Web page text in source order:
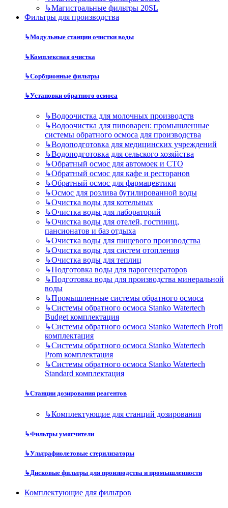
↳Магистральные фильтры 20SL
Фильтры для производства
↳Модульные станции очистки воды
↳Комплексная очистка
↳Сорбционные фильтры
↳Установки обратного осмоса
↳Водоочистка для молочных производств
↳Водоочистка для пивоварен: промышленные
системы обратного осмоса для производства
↳Водоподготовка для медицинских учреждений
↳Водоподготовка для сельского хозяйства
↳Обратный осмос для автомоек и СТО
↳Обратный осмос для кафе и ресторанов
↳Обратный осмос для фармацевтики
↳Осмос для розлива бутилированной воды
↳Очистка воды для котельных
↳Очистка воды для лабораторий
↳Очистка воды для отелей, гостиниц,
пансионатов и баз отдыха
↳Очистка воды для пищевого производства
↳Очистка воды для систем отопления
↳Очистка воды для теплиц
↳Подготовка воды для парогенераторов
↳Подготовка воды для производства минеральной
воды
↳Промышленные системы обратного осмоса
↳Системы обратного осмоса Stanko Watertech
Budget комплектация
↳Системы обратного осмоса Stanko Watertech Profi
комплектация
↳Системы обратного осмоса Stanko Watertech
Prom комплектация
↳Системы обратного осмоса Stanko Watertech
Standard комплектация
↳Станции дозирования реагентов
↳Комплектующие для станций дозирования
↳Фильтры умягчители
↳Ультрафиолетовые стерилизаторы
↳Дисковые фильтры для производства и промышленности
Комплектующие для фильтров